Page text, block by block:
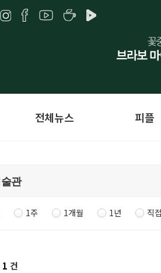
전체뉴스 피플
1주 1개월 1년 직
1 건